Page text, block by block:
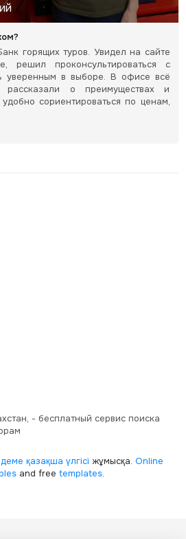
горящих туров. Увидел на сайте
решил проконсультироваться с
уверенным в выборе. В офисе всё
рассказали о преимуществах и
сориентироваться по ценам,
- бесплатный сервис поиска
қазақша үлгісі жұмысқа. Online
and free templates.